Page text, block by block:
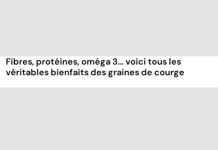
Fibres, protéines, oméga 3... voici tous les
véritables bienfaits des graines de courge